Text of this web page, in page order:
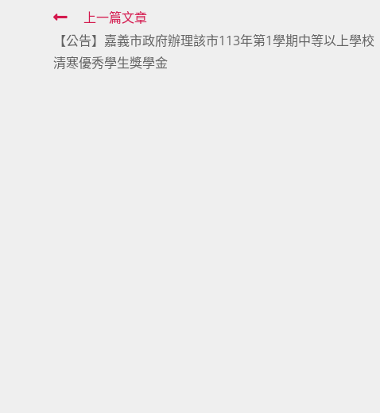
Read
more
articles
上一篇文章
【公告】嘉義市政府辦理該市113年第1學期中等以上學校
清寒優秀學生獎學金